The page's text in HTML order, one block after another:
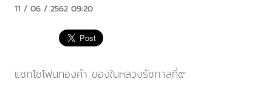
11 / 06 / 2562 09:20
แซกโซโฟนทองคำ ของในหลวงรัชกาลที่๙